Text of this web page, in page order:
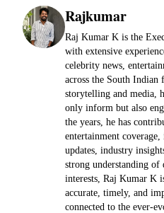
Rajkumar
Raj Kumar K is the
with extensive
celebrity news,
across the South Indian
storytelling and media,
only inform but also
the years, he has
entertainment
updates, industry
strong understanding of
interests, Raj Kumar K
accurate, timely, and
connected to the ever-